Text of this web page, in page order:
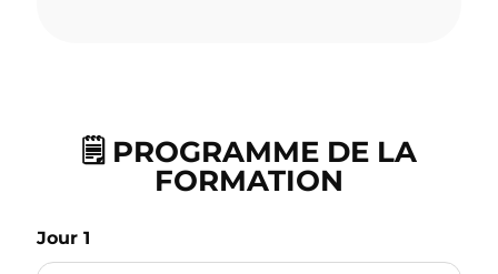
🗒️ PROGRAMME DE LA
FORMATION
Jour 1